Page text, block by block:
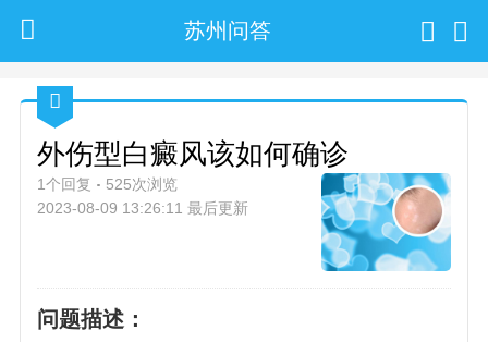
苏州问答
外伤型白癜风该如何确诊
1个回复
525次浏览
2023-08-09 13:26:11 最后更新
问题描述：